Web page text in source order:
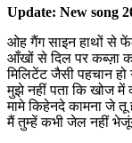
Update: New song
ओह गैंग साइन हाथों से
आँखों से दिल पर कब्ज़ा
मिलिटेंट जैसी पहचान हो
मुझे नहीं पता कि खोज में
मामे किहेनदे कामना जे
मैं तुम्हें कभी जेल नहीं